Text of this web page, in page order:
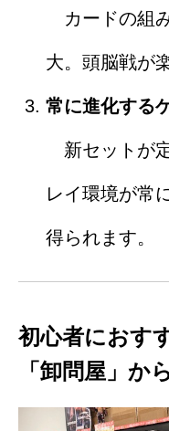
カードの組
大。頭脳戦が
常に進化する
新セットが
レイ環境が常
得られます。
初心者におす
「卸問屋」か